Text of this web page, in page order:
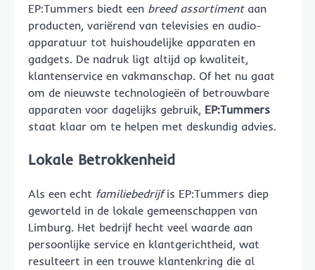
EP:Tummers biedt een breed assortimentaan
producten, variërend van televisies en audio-
apparatuur tot huishoudelijke apparaten en
gadgets. De nadruk ligt altijd op kwaliteit,
klantenservice en vakmanschap. Of het nu gaat
om de nieuwste technologieën of betrouwbare
apparaten voor dagelijks gebruik, EP:Tummers
staat klaar om te helpen met deskundig advies.
Lokale Betrokkenheid
Als een echt familiebedrijfis EP:Tummers diep
geworteld in de lokale gemeenschappen van
Limburg. Het bedrijf hecht veel waarde aan
persoonlijke service en klantgerichtheid, wat
resulteert in een trouwe klantenkring die al